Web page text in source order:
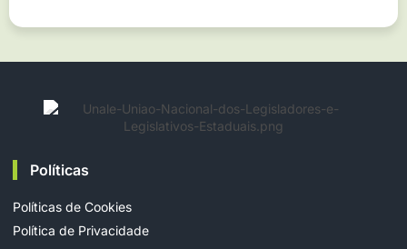
Políticas
Políticas de Cookies
Política de Privacidade